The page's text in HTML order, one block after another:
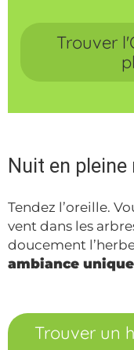
Trouver
Nuit en pleine
Tendez l’oreille.
vent dans les
doucement
ambiance unique
Trouver un